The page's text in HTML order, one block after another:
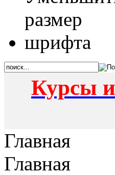
Курсы
Главная
Главная